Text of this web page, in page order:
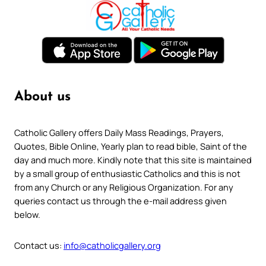
About us
Catholic Gallery offers Daily Mass Readings, Prayers,
Quotes, Bible Online, Yearly plan to read bible, Saint of the
day and much more. Kindly note that this site is maintained
by a small group of enthusiastic Catholics and this is not
from any Church or any Religious Organization. For any
queries contact us through the e-mail address given
below.
Contact us: info@catholicgallery.org